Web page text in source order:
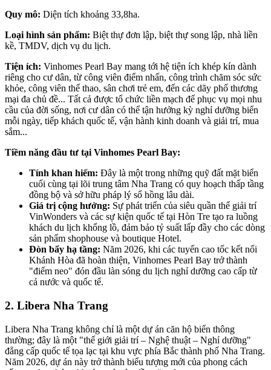
Quy mô: Diện tích khoảng 33,8ha.
Loại hình sản phẩm: Biệt thự đơn lập, biệt thự song lập, nhà liền
kề, TMDV, dịch vụ du lịch.
Tiện ích: Vinhomes Pearl Bay mang tới hệ tiện ích khép kín dành
riêng cho cư dân, từ công viên điểm nhấn, công trình chăm sóc sức
khỏe, công viên thể thao, sân chơi trẻ em, đến các dãy phố thương
mại đa chủ đề... Tất cả được tổ chức liền mạch để phục vụ mọi nhu
cầu của đời sống, nơi cư dân có thể tận hưởng kỳ nghỉ dưỡng biển
mỗi ngày, tiếp khách quốc tế, vận hành kinh doanh và giải trí, mua
sắm...
Tiềm năng đầu tư tại Vinhomes Pearl Bay:
Tính khan hiếm: Đây là một trong những quỹ đất mặt biển
cuối cùng tại lõi trung tâm Nha Trang có quy hoạch thấp tầng
đồng bộ và sở hữu pháp lý sổ hồng lâu dài.
Giá trị cộng hưởng: Sự phát triển của siêu quần thể giải trí
VinWonders và các sự kiện quốc tế tại Hòn Tre tạo ra luồng
khách du lịch khổng lồ, đảm bảo tỷ suất lấp đầy cho các dòng
sản phẩm shophouse và boutique Hotel.
Đòn bẩy hạ tầng: Năm 2026, khi các tuyến cao tốc kết nối
Khánh Hòa đã hoàn thiện, Vinhomes Pearl Bay trở thành
"điểm neo" đón đầu làn sóng du lịch nghỉ dưỡng cao cấp từ
cả nước và quốc tế.
2. Libera Nha Trang
Libera Nha Trang không chỉ là một dự án căn hộ biển thông
thường; đây là một "thế giới giải trí – Nghệ thuật – Nghỉ dưỡng"
đẳng cấp quốc tế tọa lạc tại khu vực phía Bắc thành phố Nha Trang.
Năm 2026, dự án này trở thành biểu tượng mới của phong cách